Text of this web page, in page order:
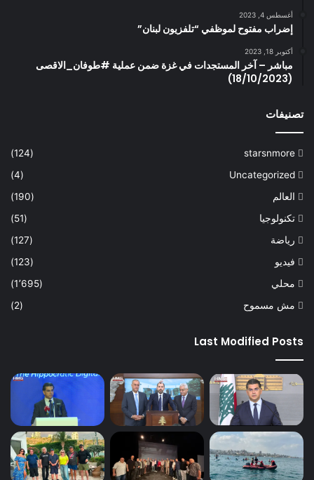
أغسطس 4, 2023
إضراب مفتوح لموظفي “تلفزيون لبنان”
أكتوبر 18, 2023
مباشر – آخر المستجدات في غزة ضمن عملية #طوفان_الاقصى
(18/10/2023)
تصنيفات
starsnmore
(124)
Uncategorized
(4)
العالم
(190)
تكنولوجيا
(51)
رياضة
(127)
فيديو
(123)
محلي
(1٬695)
مش مسموح
(2)
Last Modified Posts